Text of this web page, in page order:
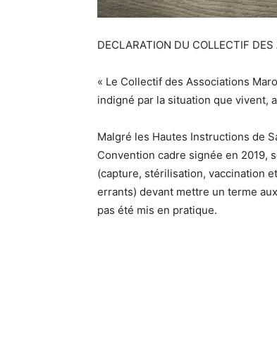
DECLARATION DU COLLECTIF
« Le Collectif des Associations
indigné par la situation que vivent,
Malgré les Hautes Instructions de
Convention cadre signée en 2019,
(capture, stérilisation, vaccination
errants) devant mettre un terme
pas été mis en pratique.